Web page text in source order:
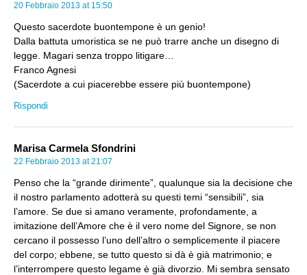
20 Febbraio 2013 at 15:50
Questo sacerdote buontempone è un genio!
Dalla battuta umoristica se ne può trarre anche un disegno di
legge. Magari senza troppo litigare…
Franco Agnesi
(Sacerdote a cui piacerebbe essere più buontempone)
Rispondi
Marisa Carmela Sfondrini
22 Febbraio 2013 at 21:07
Penso che la “grande dirimente”, qualunque sia la decisione che
il nostro parlamento adotterà su questi temi “sensibili”, sia
l’amore. Se due si amano veramente, profondamente, a
imitazione dell’Amore che è il vero nome del Signore, se non
cercano il possesso l’uno dell’altro o semplicemente il piacere
del corpo; ebbene, se tutto questo si dà è già matrimonio; e
l’interrompere questo legame è già divorzio. Mi sembra sensato